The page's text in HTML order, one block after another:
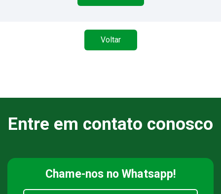
Voltar
Entre em contato conosco
Chame-nos no Whatsapp!